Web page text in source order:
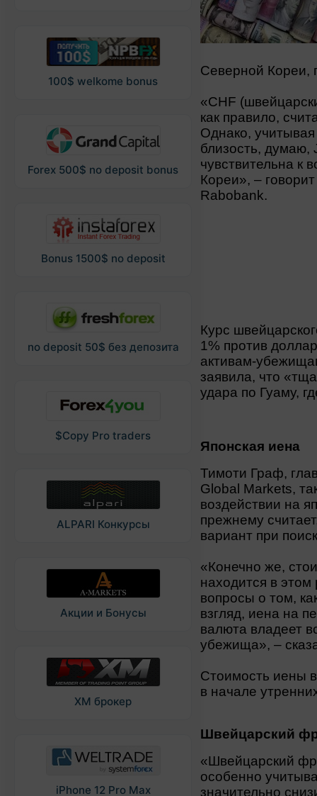
100$ welkome bonus
Forex 500$ no deposit bonus
Bonus 1500$ no deposit
no deposit 50$ без депозита
$Copy Pro traders
ALPARI Конкурсы
Акции и Бонусы
XM брокер
iPhone 12 Pro Max
Северной Кореи,
«CHF
как правило,
Однако, учитывая
близость, думаю,
чувствительна к
Кореи», –
Rabobank.
Курс
1% против
активам-
заявила, что
удара по Гуаму,
Японская иена
Тимоти Граф,
Global Markets,
воздействии на
прежнему
вариант при
«Конечно же,
находится в этом
вопросы о том,
взгляд, иена на
валюта владеет
убежища», –
Стоимость иены
в начале
Швейцарский
«Швейцарский
особенно
значительно